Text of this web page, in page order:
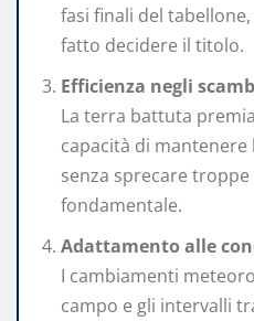
fasi finali del
fatto decidere il titolo.
Efficienza negli
La terra battuta
capacità di
senza sprecare
fondamentale.
Adattamento alle
I cambiamenti
campo e gli intervalli